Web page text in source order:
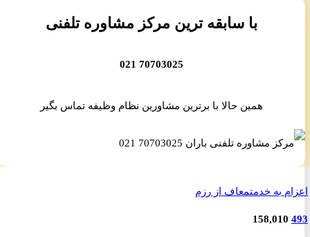
با سابقه ترین مرکز مشاوره تلفنی
70703025 021
همین حالا با برترین مشاورین نظام وظیفه تماس بگیر
به خدمتمعاف از رزم
158,010